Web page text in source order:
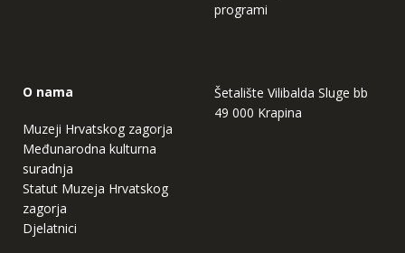
programi
O nama
Muzeji Hrvatskog zagorja
Međunarodna kulturna
suradnja
Statut Muzeja Hrvatskog
zagorja
Djelatnici
Šetalište Vilibalda Sluge bb
49 000 Krapina